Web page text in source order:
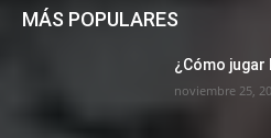
MÁS POPULARES
¿Cómo jugar
noviembre 25,